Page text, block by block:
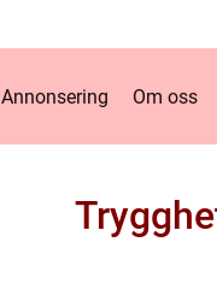
Annonsering Om oss